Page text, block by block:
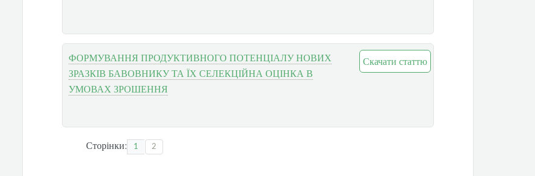
Скачати статтю
ФОРМУВАННЯ ПРОДУКТИВНОГО ПОТЕНЦІАЛУ НОВИХ
ЗРАЗКІВ БАВОВНИКУ ТА ЇХ СЕЛЕКЦІЙНА ОЦІНКА В
УМОВАХ ЗРОШЕННЯ
Сторінки: 1 2